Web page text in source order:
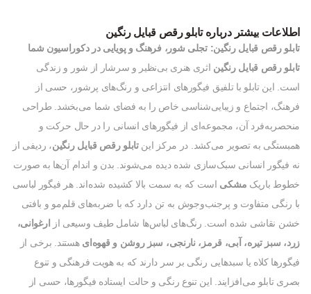
اطلاعات بیشتر درباره تابلو رقص قبایل رنگین
تابلو رقص قبایل رنگین: تجلی شور، فرهنگ و پویایی در دکوراسیون شما
تابلو رقص قبایل رنگین اثری هنری بی‌نظیر و سرشار از شور و زندگی
است. این تابلو با تلفیق فیگورهای انتزاعی و رنگ‌های پرشور، حسی از
فرهنگ، اجتماع و زیبایی‌شناسی خاص را به فضای شما می‌بخشد. طراحی
منحصربه‌فرد آن، مجموعه‌ای از فیگورهای انسانی را در حال حرکت و
همبستگی به تصویر می‌کشد. در مرکز اینتابلو رقص قبایل رنگین، ردیفی از
نه فیگور انسانی سبک‌سازی شده دیده می‌شوند. بدن و اندام آن‌ها به صورت
خطوط باریک مشکی است که به سمت بالا کشیده شده‌اند. هر فیگور لباسی
با رنگی متفاوت و پرجنب‌وجوش به تن دارد که با ضربه‌های قلم‌مو و بافتی
خشن نقاشی شده است. رنگ‌های لباس‌ها شامل طیف وسیعی از
ارغوانی،
زرد، سبز تیره، آبی، قرمز، نارنجی، سبز روشن و قهوه‌ای هستند. برخی از
فیگورها کلاه یا سبدهایی رنگی بر سر دارند که به هویت فرهنگی و تنوع
بصری تابلو می‌افزایند. این تنوع رنگی و حالت ایستاده فیگورها، حسی از